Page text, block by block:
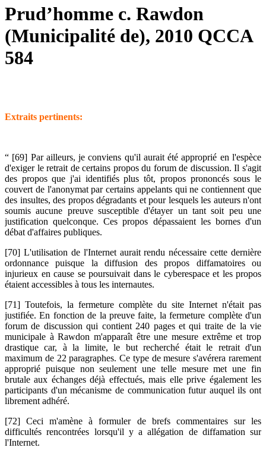
Prud’homme c. Rawdon
(Municipalité de), 2010 QCCA
584
Extraits pertinents:
“ [69] Par ailleurs, je conviens qu'il aurait été approprié en l'espèce
d'exiger le retrait de certains propos du forum de discussion. Il s'agit
des propos que j'ai identifiés plus tôt, propos prononcés sous le
couvert de l'anonymat par certains appelants qui ne contiennent que
des insultes, des propos dégradants et pour lesquels les auteurs n'ont
soumis aucune preuve susceptible d'étayer un tant soit peu une
justification quelconque. Ces propos dépassaient les bornes d'un
débat d'affaires publiques.
[70] L'utilisation de l'Internet aurait rendu nécessaire cette dernière
ordonnance puisque la diffusion des propos diffamatoires ou
injurieux en cause se poursuivait dans le cyberespace et les propos
étaient accessibles à tous les internautes.
[71] Toutefois, la fermeture complète du site Internet n'était pas
justifiée. En fonction de la preuve faite, la fermeture complète d'un
forum de discussion qui contient 240 pages et qui traite de la vie
municipale à Rawdon m'apparaît être une mesure extrême et trop
drastique car, à la limite, le but recherché était le retrait d'un
maximum de 22 paragraphes. Ce type de mesure s'avérera rarement
approprié puisque non seulement une telle mesure met une fin
brutale aux échanges déjà effectués, mais elle prive également les
participants d'un mécanisme de communication futur auquel ils ont
librement adhéré.
[72] Ceci m'amène à formuler de brefs commentaires sur les
difficultés rencontrées lorsqu'il y a allégation de diffamation sur
l'Internet.